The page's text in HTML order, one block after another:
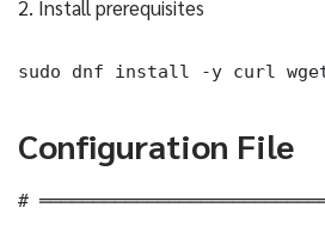
2. Install prerequisites
sudo dnf install -y curl
Configuration File
#